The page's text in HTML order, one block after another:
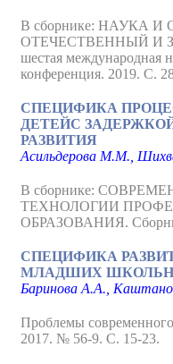
В сборнике: НАУКА
ОТЕЧЕСТВЕННЫЙ И
шестая международная
конференция. 2019. С.
СПЕЦИФИКА
ДЕТЕЙС
РАЗВИТИЯ
Асильдерова М.М.,
В сборнике:
ТЕХНОЛОГИИ
ОБРАЗОВАНИЯ.
СПЕЦИФИКА
МЛАДШИХ
Баринова А.А.,
Проблемы современного
2017. № 56-9. С. 15-23.